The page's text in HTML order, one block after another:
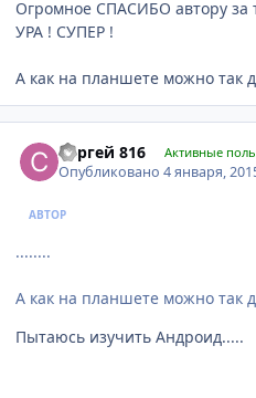
Огромное СПАСИБО автору за
УРА ! СУПЕР !
А как на планшете можно так
Сергей 816 Активные
Опубликовано4 января,
АВТОР
........
А как на планшете можно так
Пытаюсь изучить Андроид.....